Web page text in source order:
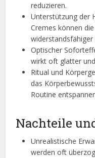
reduzieren.
Unterstützung der
Cremes können
widerstandsfähiger
Optischer
wirkt oft glatter und
Ritual und
das
Routine
Nachteile
Unrealistische
werden oft